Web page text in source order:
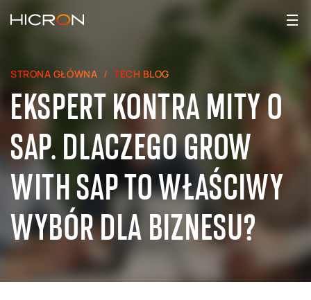
STRONA GŁÓWNA TECH BLOG
EKSPERT KONTRA MITY O
SAP. DLACZEGO GROW
WITH SAP TO WŁAŚCIWY
WYBÓR DLA BIZNESU?